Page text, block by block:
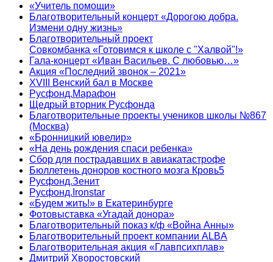
«Учитель помощи»
Благотворительный концерт «Дорогою добра.
Измени одну жизнь»
Благотворительный проект
Совкомбанка «Готовимся к школе с "Халвой"!»
Гала-концерт «Иван Васильев. С любовью…»
Акция «Последний звонок – 2021»
XVIII Венский бал в Москве
Русфонд.Марафон
Щедрый вторник Русфонда
Благотворительные проекты учеников школы №867
(Москва)
«Бронницкий ювелир»
«На день рождения спаси ребенка»
Сбор для пострадавших в авиакатастрофе
Бюллетень доноров костного мозга Кровь5
Русфонд.Зенит
Русфонд.Ironstar
«Будем жить!» в Екатеринбурге
Фотовыставка «Угадай донора»
Благотворительный показ к/ф «Война Анны»
Благотворительный проект компании ALBA
Благотворительная акция «Главпсихплав»
Дмитрий Хворостовский